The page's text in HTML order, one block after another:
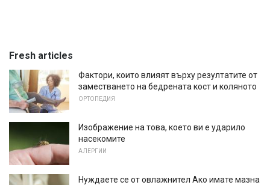
Fresh articles
Фактори, които влияят върху резултатите от
заместването на бедрената кост и коляното
ОРТОПЕДИЯ
Изображение на това, което ви е ударило
насекомите
АЛЕРГИИ
Нуждаете се от овлажнител Ако имате мазна